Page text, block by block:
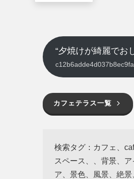
“夕焼けが綺麗でお
カフェテラス一覧
検索タグ：カフェ、
スペース、、背景、
ア、景色、風景、絶